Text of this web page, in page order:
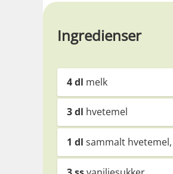
Ingredienser
4dl melk
3dl hvetemel
1 dl sammalt